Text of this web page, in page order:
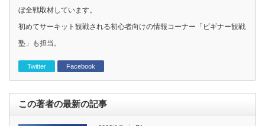
ぼ全戦取材しています。
初めてサーキット観戦される初心者向けの情報コーナー「ビギナー観戦
塾」も担当。
Twitter Facebook
この著者の最新の記事